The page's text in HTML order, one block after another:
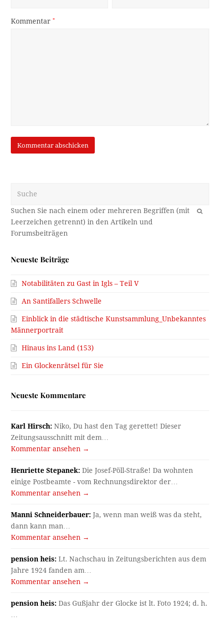
Kommentar*
OK
Neueste Beiträge
Notabilitäten zu Gast in Igls – Teil V
An Santifallers Schwelle
Einblick in die städtische Kunstsammlung_Unbekanntes
Männerportrait
Hinaus ins Land (153)
Ein Glockenrätsel für Sie
Neueste Kommentare
Karl Hirsch: Niko, Du hast den Tag gerettet! Dieser
Zeitungsausschnitt mit dem…
Kommentar ansehen →
Henriette Stepanek: Die Josef-Pöll-Straße! Da wohnten
einige Postbeamte - vom Rechnungsdirektor der…
Kommentar ansehen →
Manni Schneiderbauer: Ja, wenn man weiß was da steht,
dann kann man…
Kommentar ansehen →
pension heis: Lt. Nachschau in Zeitungsberichten aus dem
Jahre 1924 fanden am…
Kommentar ansehen →
pension heis: Das Gußjahr der Glocke ist lt. Foto 1924; d. h.